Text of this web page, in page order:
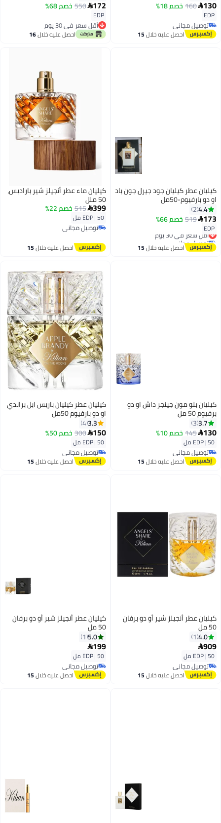
130
160 خصم 18%
EDP
توصيل مجاني
توصيل مجانياحصل عليه خلال15
اغسطس
172
550 خصم 68%
EDP
أقل سعر في 30 يوم
أقل سعر في 30 يوماحصل عليه خلال16
اغسطس
كيليان عطر كيليان جود جيرل جون باد
او دو بارفيوم-50مل
4.4
2
173
519 خصم 66%
EDPأقل سعر في 30 يوم
توصيل مجاني
أقل سعر في 30 يوماحصل عليه خلال15
كيليان ماء عطر أنجيلز شير باراديس،
50 ملل
399
515 خصم 22%
EDP|50 مل
توصيل مجاني
احصل عليه خلال15
كيليان بلو مون جينجر داش او دو
برفيوم 50 مل
3.7
3
130
145 خصم 10%
EDP|50 مل
توصيل مجاني
توصيل مجانياحصل عليه خلال15
كيليان عطر كيليان باريس ابل براندي
او دو بارفيوم 50مل
3.3
4
150
300 خصم 50%
EDP|50 مل
توصيل مجاني
توصيل مجانياحصل عليه خلال15
كيليان عطر أنجيلز شير أو دو برفان
50 مل
4.0
1
909
EDP|50 مل
توصيل مجاني
توصيل مجانياحصل عليه خلال15
كيليان عطر أنجيلز شير أو دو برفان
50 مل
5.0
1
199
EDP|50 مل
توصيل مجاني
توصيل مجانياحصل عليه خلال15